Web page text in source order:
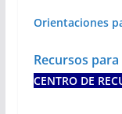
Orientaciones
Recursos
CENTRO DE